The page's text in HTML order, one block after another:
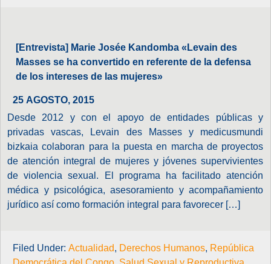
[Entrevista] Marie Josée Kandomba «Levain des
Masses se ha convertido en referente de la defensa
de los intereses de las mujeres»
25 AGOSTO, 2015
Desde 2012 y con el apoyo de entidades públicas y
privadas vascas, Levain des Masses y medicusmundi
bizkaia colaboran para la puesta en marcha de proyectos
de atención integral de mujeres y jóvenes supervivientes
de violencia sexual. El programa ha facilitado atención
médica y psicológica, asesoramiento y acompañamiento
jurídico así como formación integral para favorecer […]
Filed Under: Actualidad, Derechos Humanos, República